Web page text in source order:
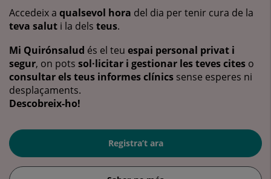
Accedeix a qualsevol hora del dia per tenir cura de la
teva salut i la dels teus.
Mi Quirónsalud és el teu espai personal privat i
segur, on pots sol·licitar i gestionar les teves cites o
consultar els teus informes clínics sense esperes ni
desplaçaments.
Descobreix-ho!
Registra’t ara